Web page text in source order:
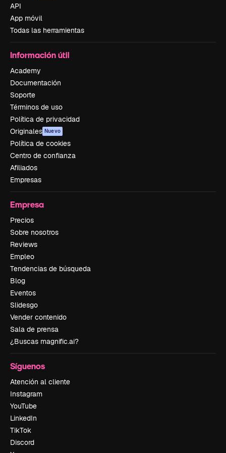
API
App móvil
Todas las herramientas
Información útil
Academy
Documentación
Soporte
Términos de uso
Política de privacidad
Originales Nuevo
Política de cookies
Centro de confianza
Afiliados
Empresas
Empresa
Precios
Sobre nosotros
Reviews
Empleo
Tendencias de búsqueda
Blog
Eventos
Slidesgo
Vender contenido
Sala de prensa
¿Buscas magnific.ai?
Síguenos
Atención al cliente
Instagram
YouTube
LinkedIn
TikTok
Discord